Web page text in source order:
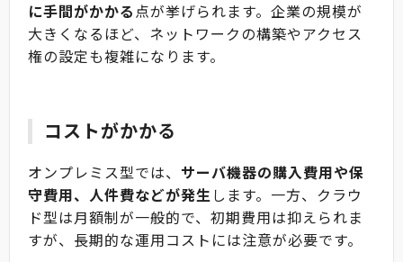
に手間がかかる点が挙げられます。企業の規模が
大きくなるほど、ネットワークの構築やアクセス
権の設定も複雑になります。
コストがかかる
オンプレミス型では、 サーバ機器の購入費用や保
守費用、人件費などが発生します。一方、クラウ
ド型は月額制が一般的で、初期費用は抑えられま
すが、長期的な運用コストには注意が必要です。